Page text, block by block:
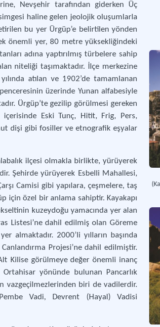
Nevşehir tarafından giderken Üç
haline gelen jeolojik oluşumlarla
bu yer Ürgüp’e belirtilen yönden
önemli yer, 80 metre yüksekliğindeki
adına yaptırılmış türbelere sahip
niteliği taşımaktadır. İlçe merkezine
atılan ve 1902’de tamamlanan
üzerinde Yunan alfabesiyle
Ürgüp’te gezilip görülmesi gereken
Eski Tunç, Hitit, Frig, Pers,
dişi gibi fosiller ve etnografik eşyalar
ilçesi olmakla birlikte, yürüyerek
Şehirde yürüyerek Esbelli Mahallesi,
Camisi gibi yapılara, çeşmelere, taş
için özel bir anlama sahiptir. Kayakapı
kuzeydoğu yamacında yer alan
Listesi’ne dahil edilmiş olan Göreme
almaktadır. 2000’li yılların başında
Projesi’ne dahil edilmiştir.
Kilise görülmeye değer önemli inanç
yönünde bulunan Pancarlık
vazgeçilmezlerinden biri de vadilerdir.
Vadi, Devrent (Hayal) Vadisi